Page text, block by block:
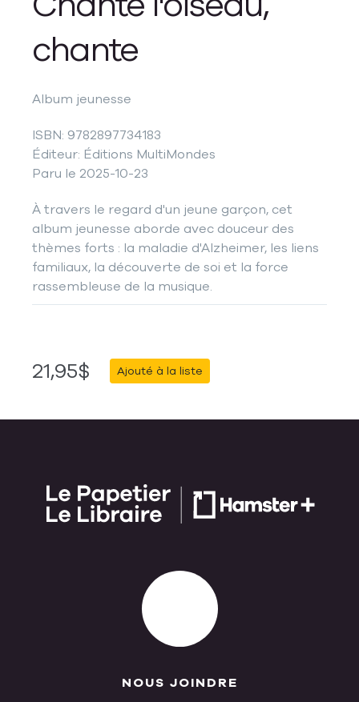
chante
Album jeunesse
ISBN: 9782897734183
Éditeur: Éditions MultiMondes
Paru le 2025-10-23
À travers le regard d'un jeune garçon, cet
album jeunesse aborde avec douceur des
thèmes forts : la maladie d'Alzheimer, les liens
familiaux, la découverte de soi et la force
rassembleuse de la musique.
21,95$ Ajouté à la liste
NOUS JOINDRE